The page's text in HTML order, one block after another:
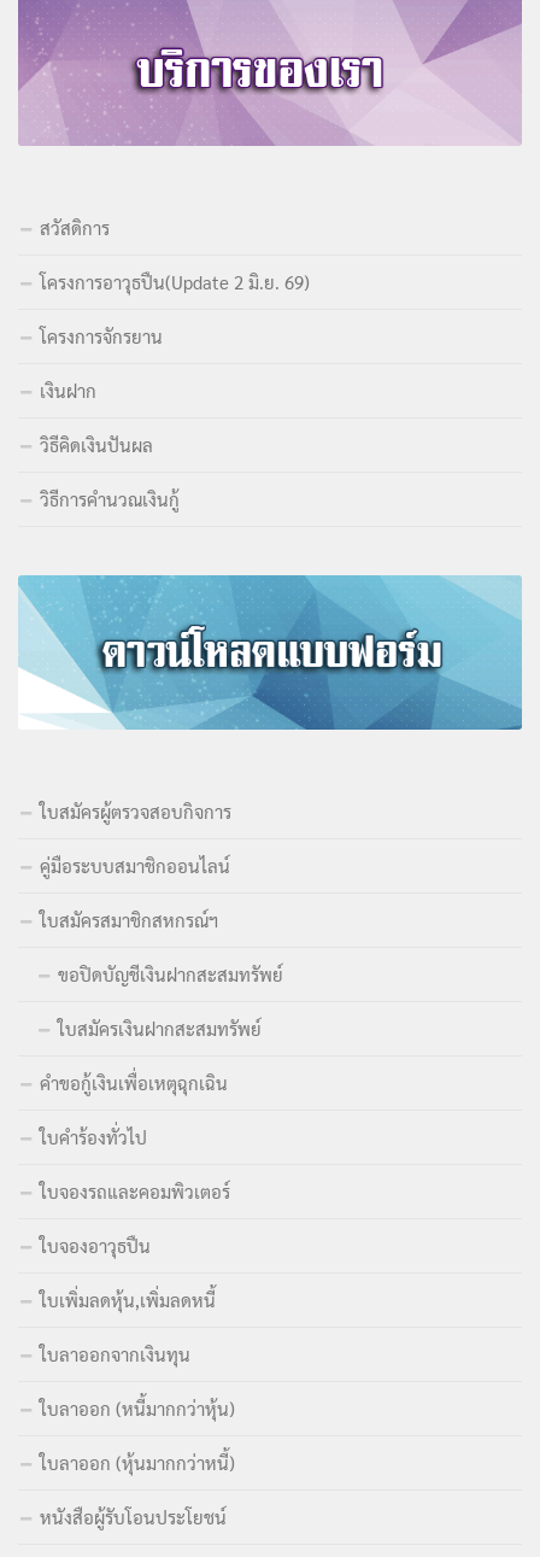
สวัสดิการ
โครงการอาวุธปืน(Update 2 มิ.ย. 69)
โครงการจักรยาน
เงินฝาก
วิธีคิดเงินปันผล
วิธีการคำนวณเงินกู้
ใบสมัครผู้ตรวจสอบกิจการ
คู่มือระบบสมาชิกออนไลน์
ใบสมัครสมาชิกสหกรณ์ฯ
ขอปิดบัญชีเงินฝากสะสมทรัพย์
ใบสมัครเงินฝากสะสมทรัพย์
คำขอกู้เงินเพื่อเหตุฉุกเฉิน
ใบคำร้องทั่วไป
ใบจองรถและคอมพิวเตอร์
ใบจองอาวุธปืน
ใบเพิ่มลดหุ้น,เพิ่มลดหนี้
ใบลาออกจากเงินทุน
ใบลาออก (หนี้มากกว่าหุ้น)
ใบลาออก (หุ้นมากกว่าหนี้)
หนังสือผู้รับโอนประโยชน์